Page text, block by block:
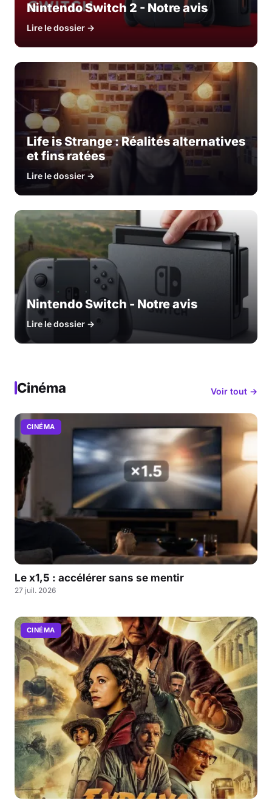
Nintendo Switch 2 - Notre avis
Lire le dossier →
Life is Strange : Réalités alternatives
et fins ratées
Lire le dossier →
Nintendo Switch - Notre avis
Lire le dossier →
Cinéma Voir tout →
CINÉMA
Le x1,5 : accélérer sans se mentir
27 juil. 2026
CINÉMA